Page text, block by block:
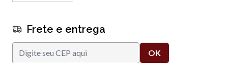
Frete e entrega